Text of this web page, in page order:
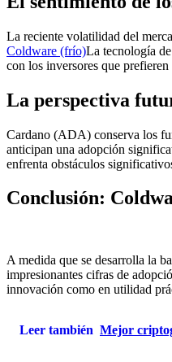
La reciente volatilidad del
Coldware (frío)La tecnología
con los inversores que
La perspectiva
Cardano (ADA) conserva los
anticipan una adopción
enfrenta obstáculos
Conclusión:
A medida que se desarrolla la
impresionantes cifras de
innovación como en utilidad
Leer también Mejor